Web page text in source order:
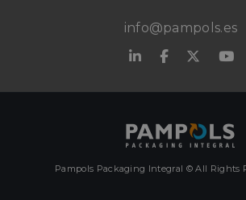
info@pampols.es
Pampols Packaging Integral © All Rights